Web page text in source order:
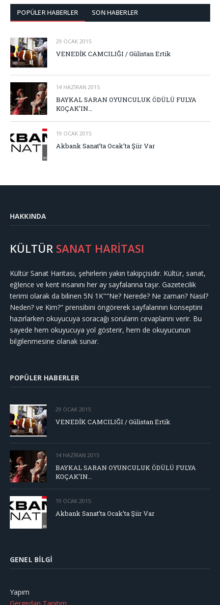
POPÜLER HABERLER SON HABERLER
29 OCAK 2015
VENEDİK CAMCILIĞI / Gülistan Ertik
14 HAZIRAN 2015
BAYKAL SARAN OYUNCULUK ÖDÜLÜ FULYA
KOÇAK’IN…
19 OCAK 2015
Akbank Sanat’ta Ocak’ta Şiir Var
HAKKINDA
KÜLTÜR SANAT HARİTASI
Kültür Sanat Haritası, şehirlerin yakın takipçisidir. Kültür, sanat,
eğlence ve kent insanını her ay sayfalarına taşır. Gazetecilik
terimi olarak da bilinen 5N 1K""Ne? Nerede? Ne zaman? Nasıl?
Neden? ve Kim?" prensibini öngörerek sayfalarının konseptini
hazırlarken okuyucuya soracağı soruların cevaplarını verir. Bu
sayede hem okuyucuya yol gösterir, hem de okuyucunun
bilgilenmesine olanak sunar.
POPÜLER HABERLER
29 OCAK 2015
VENEDİK CAMCILIĞI / Gülistan Ertik
14 HAZIRAN 2015
BAYKAL SARAN OYUNCULUK ÖDÜLÜ FULYA
KOÇAK’IN…
19 OCAK 2015
Akbank Sanat’ta Ocak’ta Şiir Var
GENEL BILGI
Yapım